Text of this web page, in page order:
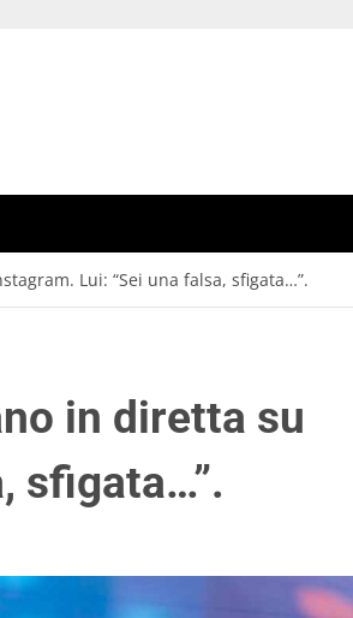
Lui: “Sei una falsa, sfigata…”.
in diretta su
sfigata…”.